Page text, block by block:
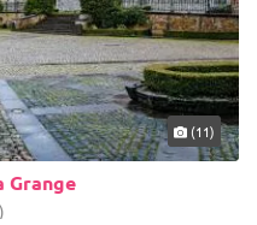
(11)
Grange